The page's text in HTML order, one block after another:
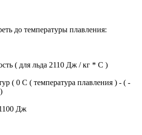
до температуры плавления:
( для льда 2110 Дж / кг * С )
( 0 С ( температура плавления ) - ( -
Дж